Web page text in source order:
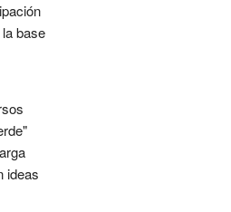
base
ideas